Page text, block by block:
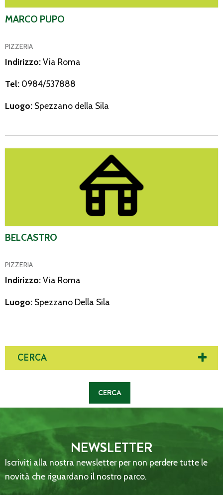
MARCO PUPO
PIZZERIA
Indirizzo:Via Roma
Tel: 0984/537888
Luogo: Spezzano della Sila
BELCASTRO
PIZZERIA
Indirizzo:Via Roma
Luogo: Spezzano Della Sila
CERCA
NEWSLETTER
Iscriviti alla nostra newsletter per non perdere tutte le
novità che riguardano il nostro parco.